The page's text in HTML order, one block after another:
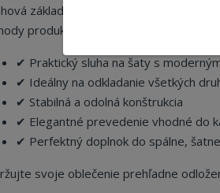
základňa zaručuje pevnosť a
produktu:
✔ Praktický sluha na šaty s
✔ Ideálny na odkladanie všetkých
✔ Stabilná a odolná konštrukcia
✔ Elegantné prevedenie vhodné do
✔ Perfektný doplnok do spálne,
svoje oblečenie prehľadne